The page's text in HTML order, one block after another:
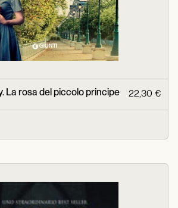
La rosa del piccolo principe 22,30 €